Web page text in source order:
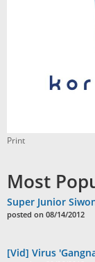
Print
Most
Super Junior
posted on 08/14/2012
[Vid] Virus